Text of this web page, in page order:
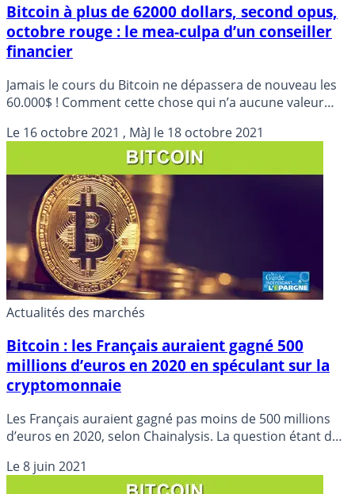
Bitcoin à plus de 62000 dollars, second opus,
octobre rouge : le mea-culpa d’un conseiller
financier
Jamais le cours du Bitcoin ne dépassera de nouveau les
60.000$ ! Comment cette chose qui n’a aucune valeur
de patrimoine reconnaît avoir mangé son chapeau... Ils
ne savaient pas que c’était impossible, alors les
spéculateurs l’ont fait !
Le 16 octobre 2021 , MàJ le 18 octobre 2021
Actualités des marchés
Bitcoin : les Français auraient gagné 500
millions d’euros en 2020 en spéculant sur la
cryptomonnaie
Les Français auraient gagné pas moins de 500 millions
d’euros en 2020, selon Chainalysis. La question étant de
avant la chute des cours. Et dans la négative, savoir
combien sont-ils prêts à perdre en 2021 ?
Le8 juin 2021